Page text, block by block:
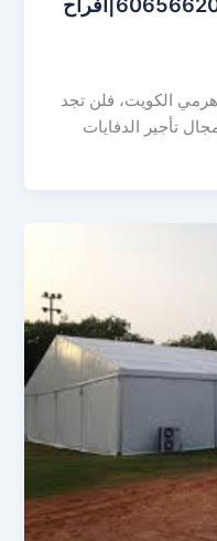
الكويت، فلن تجد
تأجير الدفايات